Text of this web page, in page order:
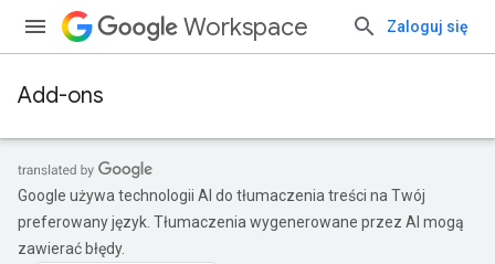
Workspace Zaloguj się
Add-ons
Google używa technologii AI do tłumaczenia treści na Twój
preferowany język. Tłumaczenia wygenerowane przez AI mogą
zawierać błędy.